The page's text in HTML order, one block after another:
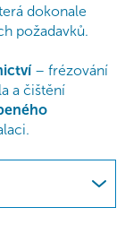
dokonale
požadavků.
– frézování
a čištění